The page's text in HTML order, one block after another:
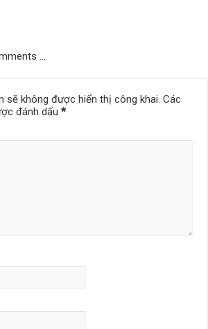
...
sẽ không được hiển thị công khai. Các
đánh dấu*